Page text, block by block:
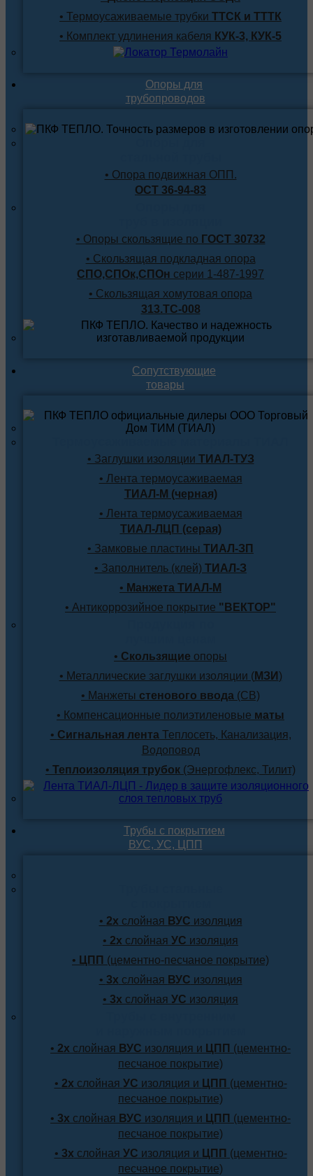
• Термоусаживаемые трубки ТТСК и ТТТК
• Комплект удлинения кабеля КУК-3, КУК-5
Опоры для
трубопроводов
• Опора подвижная ОПП.
ОСТ 36-94-83
• Опоры скользящие по ГОСТ 30732
• Скользящая подкладная опора
СПО,СПОк,СПОн серии 1-487-1997
• Скользящая хомутовая опора
313.ТС-008
Сопутствующие
товары
• Заглушки изоляции ТИАЛ-ТУЗ
• Лента термоусаживаемая
ТИАЛ-М (черная)
• Лента термоусаживаемая
ТИАЛ-ЛЦП (серая)
• Замковые пластины ТИАЛ-ЗП
• Заполнитель (клей) ТИАЛ-З
• Манжета ТИАЛ-М
• Антикоррозийное покрытие "ВЕКТОР"
• Скользящие опоры
• Металлические заглушки изоляции (МЗИ )
• Манжеты стенового ввода (СВ)
• Компенсационные полиэтиленовые маты
• Сигнальная лентаТеплосеть, Канализация,
Водоповод
• Теплоизоляция трубок (Энергофлекс, Тилит)
Трубы с покрытием
ВУС, УС, ЦПП
• 2х слойная ВУС изоляция
• 2х слойная УС изоляция
• ЦПП (цементно-песчаное покрытие)
• 3х слойная ВУС изоляция
• 3х слойная УС изоляция
• 2х слойная ВУС изоляция и ЦПП (цементно-
песчаное покрытие)
• 2х слойная УС изоляция и ЦПП (цементно-
песчаное покрытие)
• 3х слойная ВУС изоляция и ЦПП (цементно-
песчаное покрытие)
• 3х слойная УС изоляция и ЦПП (цементно-
песчаное покрытие)